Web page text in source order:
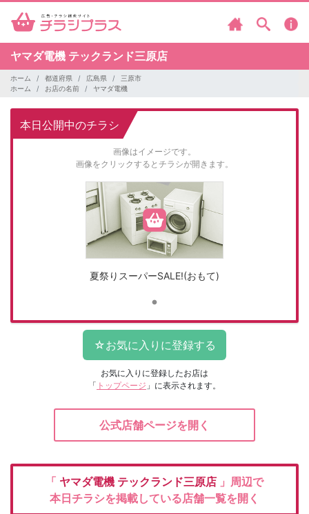
ヤマダ電機 テックランド三原店
ホーム 都道府県 広島県
三原市
ホーム
お店の名前 ヤマダ電機
本日公開中のチラシ
画像はイメージです。
画像をクリックするとチラシが開きます。
夏祭りスーパーSALE!(おもて)
お気に入りに登録したお店は
「 トップページ 」に表示されます。
公式店舗ページを開く
「 ヤマダ電機 テックランド三原店 」周辺で
本日チラシを掲載している店舗一覧を開く